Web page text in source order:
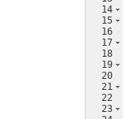
14
15
16
17
18
19
20
21
22
23